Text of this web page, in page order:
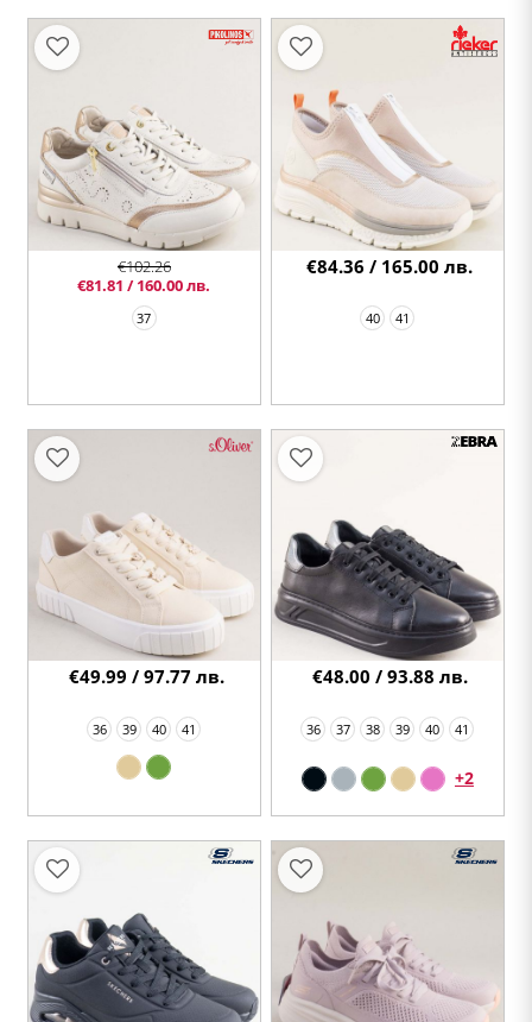
37
€102.26
€81.81 / 160.00 лв.
40 41
€84.36 / 165.00 лв.
36 39 40 41
€49.99 / 97.77 лв.
36 37 38 39 40 41
+2
€48.00 / 93.88 лв.